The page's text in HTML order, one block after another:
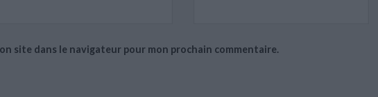
site dans le navigateur pour mon prochain commentaire.